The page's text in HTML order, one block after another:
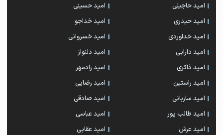
امید حاجیلی
امید حسینی
امید حیدری
امید خداجو
امید خداوردی
امید خسروانی
امید دارابی
امید دلنواز
امید ذاکری
امید رادمهر
امید راستین
امید رضایی
امید ساربانی
امید صادقی
امید طالب پور
امید عباسی
امید عرش
امید عقابی